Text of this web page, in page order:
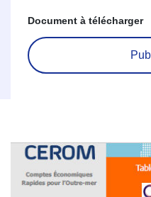
Document à télécharger